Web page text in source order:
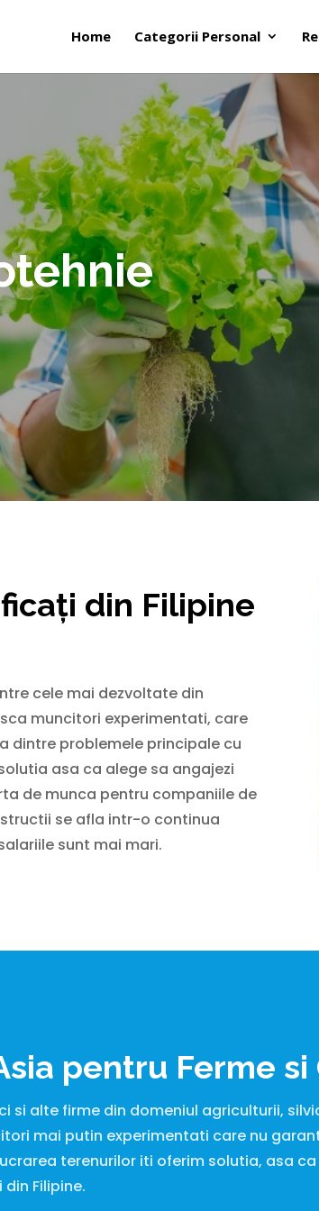
Home Categorii Personal
din Filipine
cele mai dezvoltate din
muncitori experimentati, care
dintre problemele principale cu
asa ca alege sa angajezi
de munca pentru companiile de
se afla intr-o continua
sunt mai mari.
pentru Ferme
alte firme din domeniul agriculturii,
mai putin experimentati care nu
terenurilor iti oferim solutia, asa
Filipine.